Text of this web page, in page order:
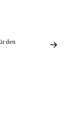
den